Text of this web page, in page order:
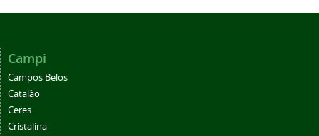
Campi
Campos Belos
Catalão
Ceres
Cristalina